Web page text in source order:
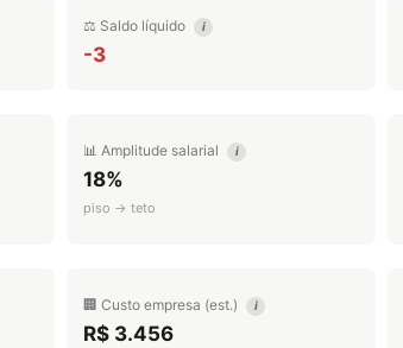
⚖️ Saldo líquido i
-3
📊 Amplitude salarial i
18%
piso → teto
🏢 Custo empresa (est.) i
R$ 3.456